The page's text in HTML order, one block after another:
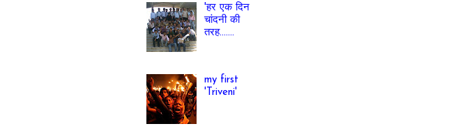
'हर एक दिन
चांदनी की
तरह.......
my first
'Triveni'